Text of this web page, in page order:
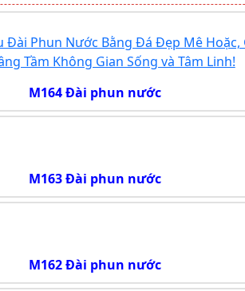
M164 Đài phun nước
M163 Đài phun nước
M162 Đài phun nước